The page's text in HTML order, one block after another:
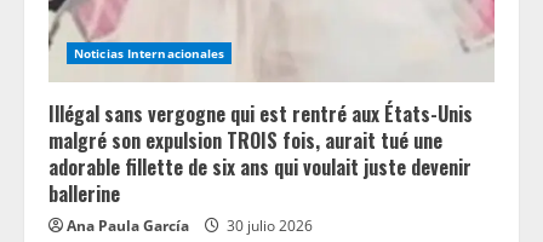
Noticias Internacionales
Illégal sans vergogne qui est rentré aux États-Unis
malgré son expulsion TROIS fois, aurait tué une
adorable fillette de six ans qui voulait juste devenir
ballerine
Ana Paula García 30 julio 2026